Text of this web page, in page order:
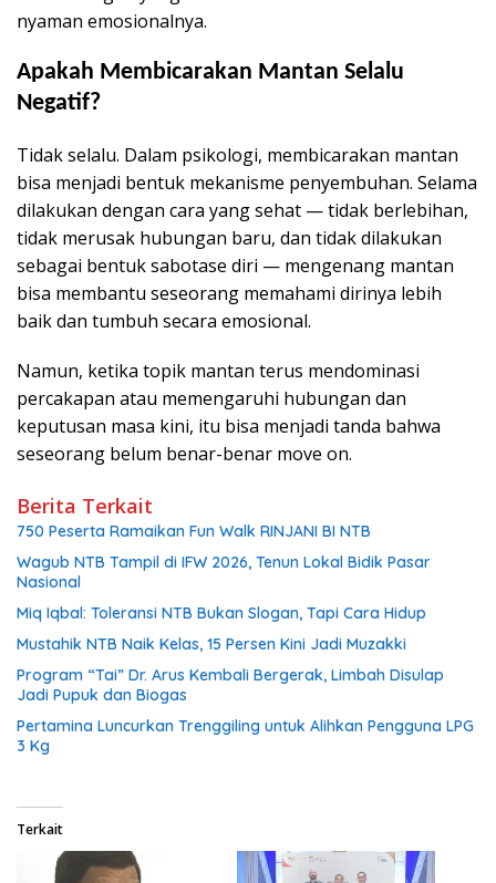
nyaman emosionalnya.
Apakah Membicarakan Mantan Selalu
Negatif?
Tidak selalu. Dalam psikologi, membicarakan mantan
bisa menjadi bentuk mekanisme penyembuhan. Selama
dilakukan dengan cara yang sehat — tidak berlebihan,
tidak merusak hubungan baru, dan tidak dilakukan
sebagai bentuk sabotase diri — mengenang mantan
bisa membantu seseorang memahami dirinya lebih
baik dan tumbuh secara emosional.
Namun, ketika topik mantan terus mendominasi
percakapan atau memengaruhi hubungan dan
keputusan masa kini, itu bisa menjadi tanda bahwa
seseorang belum benar-benar move on.
Berita Terkait
750 Peserta Ramaikan Fun Walk RINJANI BI NTB
Wagub NTB Tampil di IFW 2026, Tenun Lokal Bidik Pasar
Nasional
Miq Iqbal: Toleransi NTB Bukan Slogan, Tapi Cara Hidup
Mustahik NTB Naik Kelas, 15 Persen Kini Jadi Muzakki
Program “Tai” Dr. Arus Kembali Bergerak, Limbah Disulap
Jadi Pupuk dan Biogas
Pertamina Luncurkan Trenggiling untuk Alihkan Pengguna LPG
3 Kg
Terkait